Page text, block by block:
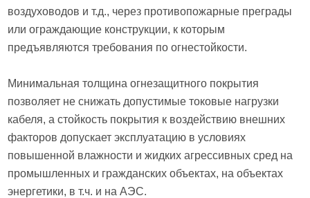
воздуховодов и т.д., через противопожарные преграды
или ограждающие конструкции, к которым
предъявляются требования по огнестойкости.
Минимальная толщина огнезащитного покрытия
позволяет не снижать допустимые токовые нагрузки
кабеля, а стойкость покрытия к воздействию внешних
факторов допускает эксплуатацию в условиях
повышенной влажности и жидких агрессивных сред на
промышленных и гражданских объектах, на объектах
энергетики, в т.ч. и на АЭС.